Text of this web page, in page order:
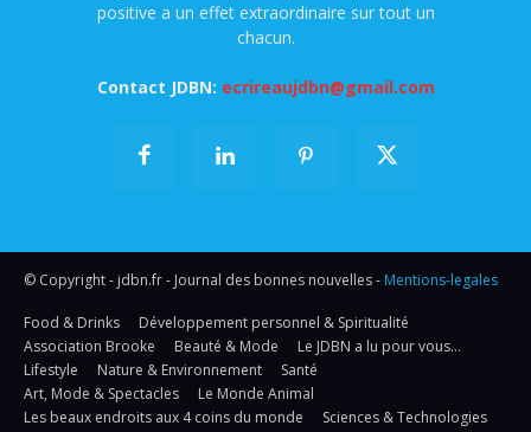
positive a un effet extraordinaire sur tout un
chacun.
Contact JDBN: ecrireaujdbn@gmail.com
© Copyright - jdbn.fr - Journal des bonnes nouvelles - Mentions-legales
Food & Drinks
Développement personnel & Spiritualité
Association Brooke
Beauté & Mode
Le JDBN a lu pour vous…
Lifestyle
Nature & Environnement
Santé
Art, Mode & Spectacles
Le Monde Animal
Les beaux endroits aux 4 coins du monde
Sciences & Technologies